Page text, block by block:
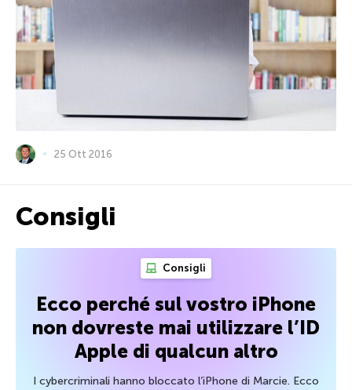
25 Ott 2016
Consigli
Consigli
Ecco perché sul vostro iPhone
non dovreste mai utilizzare l’ID
Apple di qualcun altro
I cybercriminali hanno bloccato l’iPhone di Marcie. Ecco